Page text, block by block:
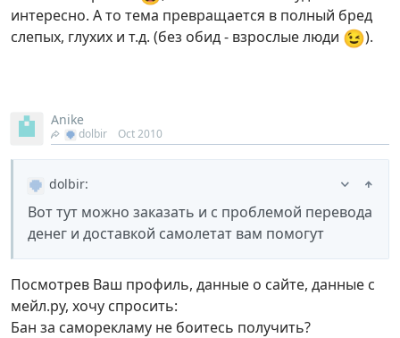
интересно. А то тема превращается в полный бред
слепых, глухих и т.д. (без обид - взрослые люди 😉).
Anike
dolbir Oct 2010
dolbir:
Вот тут можно заказать и с проблемой перевода
денег и доставкой самолетат вам помогут
Посмотрев Ваш профиль, данные о сайте, данные с
мейл.ру, хочу спросить:
Бан за саморекламу не боитесь получить?